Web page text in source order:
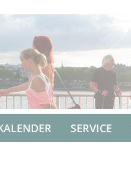
SERVICE